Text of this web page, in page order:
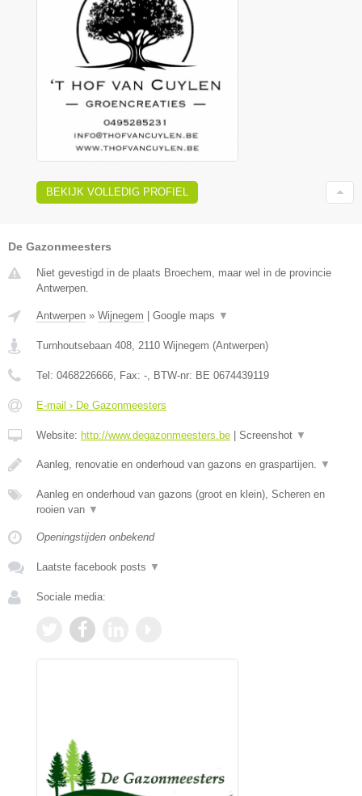
BEKIJK VOLLEDIG PROFIEL
De Gazonmeesters
Niet gevestigd in de plaats Broechem, maar wel in de provincie
Antwerpen.
Antwerpen » Wijnegem | Google maps ▼
Turnhoutsebaan 408 2110 Wijnegem (Antwerpen)
Tel: 0468226666 , Fax: - , BTW-nr: BE 0674439119
E-mail › De Gazonmeesters
Website: http://www.degazonmeesters.be | Screenshot ▼
Aanleg, renovatie en onderhoud van gazons en graspartijen. ▼
Aanleg en onderhoud van gazons (groot en klein), Scheren en
rooien van ▼
Openingstijden onbekend
Laatste facebook posts ▼
Sociale media: